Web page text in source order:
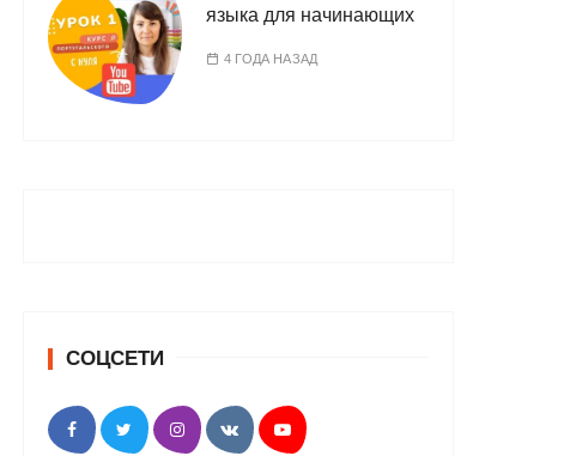
языка для начинающих
4 ГОДА НАЗАД
СОЦСЕТИ